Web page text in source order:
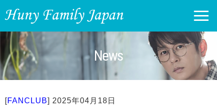
News
[FANCLUB] 2025年04月18日